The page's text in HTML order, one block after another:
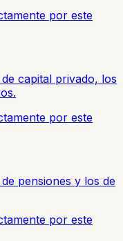
por este
capital privado, los
por este
pensiones y los de
por este